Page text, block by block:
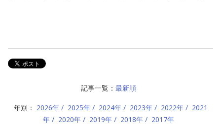
記事一覧： 最新順
年別： 2026年 2025年 2024年 2023年 2022年
2021
年
2020年 2019年 2018年 2017年